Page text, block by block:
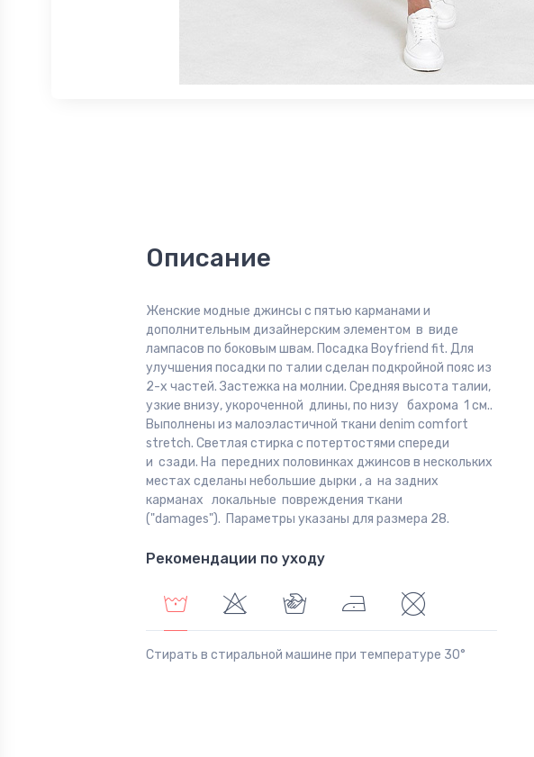
Описание
Женские модные джинсы с пятью карманами и
дополнительным дизайнерским элементом в виде
лампасов по боковым швам. Посадка Boyfriend fit. Для
улучшения посадки по талии сделан подкройной пояс из
2-х частей. Застежка на молнии. Средняя высота талии,
узкие внизу, укороченной длины, по низу бахрома 1 см..
Выполнены из малоэластичной ткани denim comfort
stretch. Светлая стирка с потертостями спереди
и сзади. На передних половинках джинсов в нескольких
местах сделаны небольшие дырки , а на задних
карманах локальные повреждения ткани
("damages"). Параметры указаны для размера 28.
Рекомендации по уходу
Стирать в стиральной машине при температуре 30°